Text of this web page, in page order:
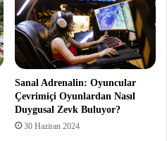
Sanal Adrenalin: Oyuncular
Çevrimiçi Oyunlardan Nasıl
Duygusal Zevk Buluyor?
30 Haziran 2024